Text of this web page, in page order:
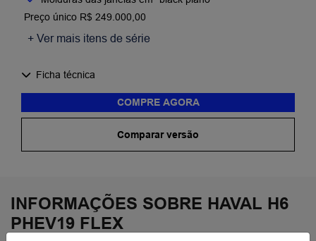
Preço único R$ 249.000,00
+ Ver mais itens de série
Ficha técnica
COMPRE AGORA
Comparar versão
INFORMAÇÕES SOBRE HAVAL H6
PHEV19 FLEX